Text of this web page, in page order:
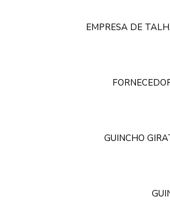
EMPRESA DE
GUINCHO